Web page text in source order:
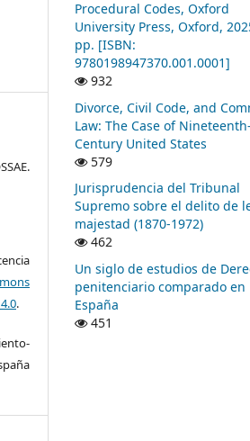
.
Procedural Codes, Oxford
University Press, Oxford,
pp. [ISBN:
9780198947370.001.0001]
932
Divorce, Civil Code, and
Law: The Case of Nineteenth-
Century United States
579
Jurisprudencia del Tribunal
Supremo sobre el delito de
majestad (1870-1972)
462
Un siglo de estudios de
penitenciario comparado en
España
451